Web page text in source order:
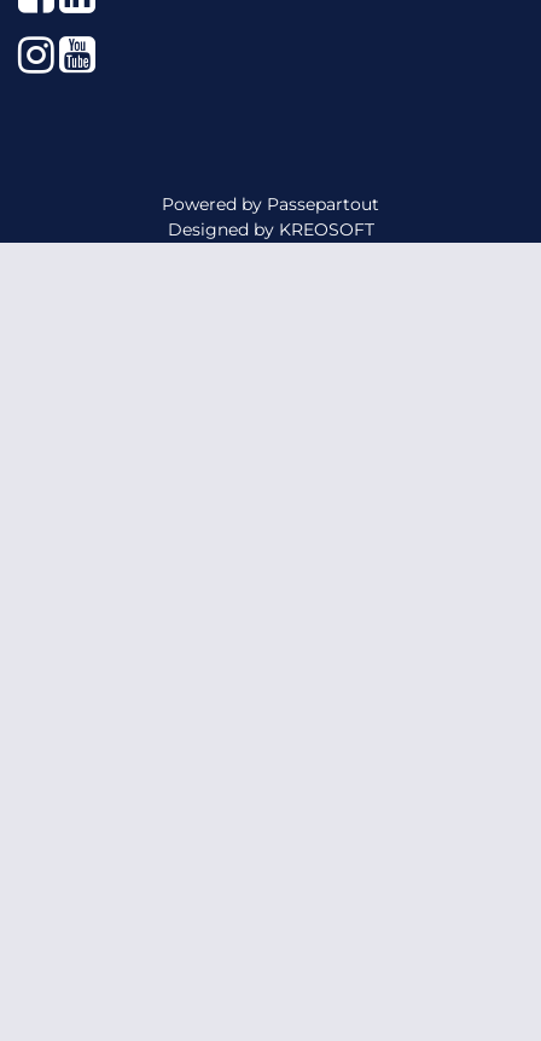
Instagram
YouTube
Powered by Passepartout
Designed by KREOSOFT